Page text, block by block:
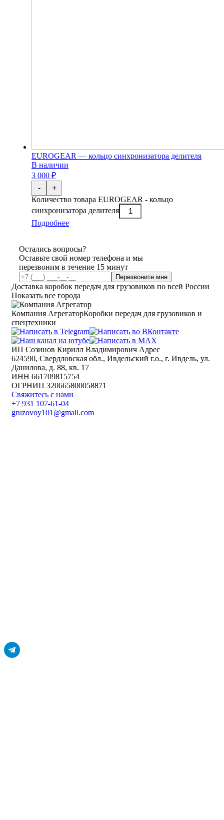
EUROGEAR — кольцо синхронизатора делителя
В наличии
3 000 ₽
-
Количество товара EUROGEAR - кольцо
синхронизатора делителя
+
Подробнее
Остались вопросы?
Оставьте свой номер телефона и мы
перезвоним в течение 15 минут
Перезвоните мне
Доставка коробок передач для грузовиков по всей России
Показать все города
Компания АгрегаторКоробки передач для грузовиков и
спецтехники
ИП Созинов Кирилл Владимирович Адрес
624590, Свердловская обл., Ивдельский г.о., г. Ивдель, ул.
Данилова, д. 88, кв. 17
ИНН 661709815754
ОГРНИП 320665800058871
Свяжитесь с нами
+7 931 107-61-04
gruzovoy101@gmail.com